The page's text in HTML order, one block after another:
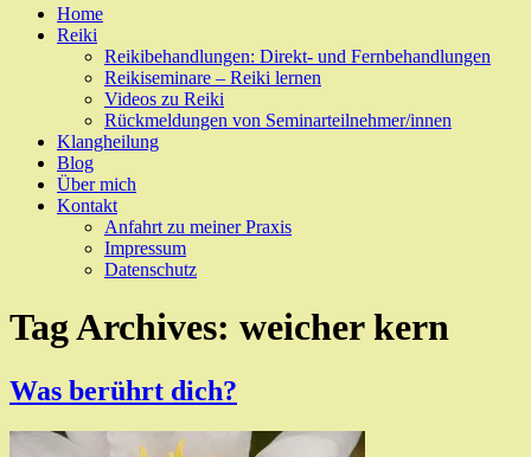
Skip
Home
Reiki
Reikibehandlungen: Direkt- und Fernbehandlungen
Reikiseminare – Reiki lernen
Videos zu Reiki
Rückmeldungen von Seminarteilnehmer/innen
Klangheilung
Blog
Über mich
Kontakt
Anfahrt zu meiner Praxis
Impressum
Datenschutz
Tag Archives: weicher kern
Was berührt dich?